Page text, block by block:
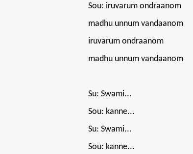
Sou: iruvarum ondraanom
madhu unnum vandaanom
iruvarum ondraanom
madhu unnum vandaanom
Su: Swami...
Sou: kanne...
Su: Swami...
Sou: kanne...